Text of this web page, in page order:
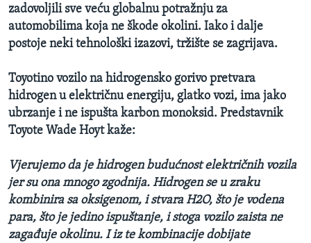
zadovoljili sve veću globalnu potražnju za
automobilima koja ne škode okolini. Iako i dalje
postoje neki tehnološki izazovi, tržište se zagrijava.
Toyotino vozilo na hidrogensko gorivo pretvara
hidrogen u električnu energiju, glatko vozi, ima jako
ubrzanje i ne ispušta karbon monoksid. Predstavnik
Toyote Wade Hoyt kaže:
Vjerujemo da je hidrogen budućnost električnih vozila
jer su ona mnogo zgodnija. Hidrogen se u zraku
kombinira sa oksigenom, i stvara H2O, što je vodena
para, što je jedino ispuštanje, i stoga vozilo zaista ne
zagađuje okolinu. I iz te kombinacije dobijate